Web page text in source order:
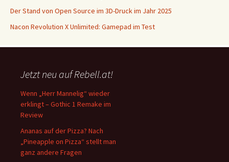
Der Stand von Open Source im 3D-Druck im Jahr 2025
Nacon Revolution X Unlimited: Gamepad im Test
Jetzt neu auf Rebell.at!
Wenn „Herr Mannelig“ wieder
erklingt – Gothic 1 Remake im
Review
Ananas auf der Pizza? Nach
„Pineapple on Pizza“ stellt man
ganz andere Fragen